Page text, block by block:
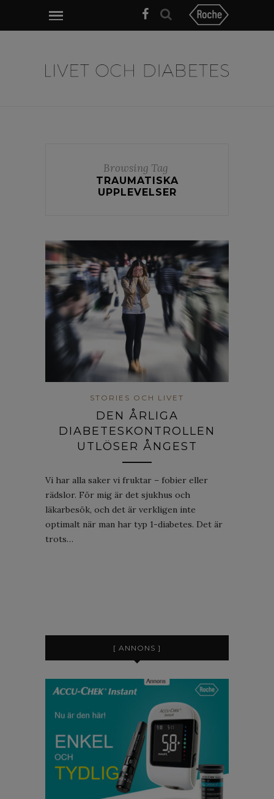
Browsing Tag
TRAUMATISKA
UPPLEVELSER
STORIES OCH LIVET
DEN ÅRLIGA
DIABETESKONTROLLEN
UTLÖSER ÅNGEST
Vi har alla saker vi fruktar – fobier eller
rädslor. För mig är det sjukhus och
läkarbesök, och det är verkligen inte
optimalt när man har typ 1-diabetes. Det är
trots…
[ ANNONS ]